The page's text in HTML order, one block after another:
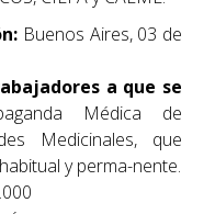
Buenos Aires, 03 de
a que se
Médica de
Medicinales, que
y perma-nente.